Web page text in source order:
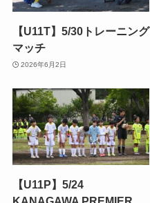
【U11T】5/30トレーニング
マッチ
2026年6月2日
【U11P】5/24